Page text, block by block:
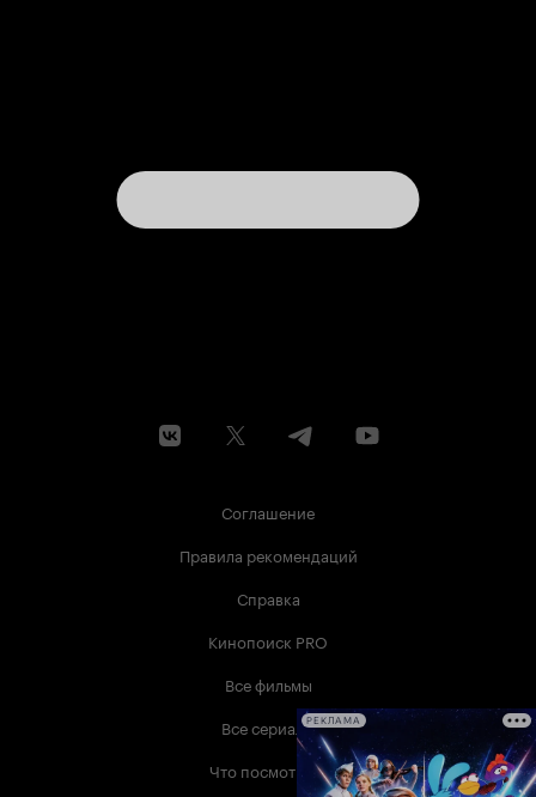
Соглашение
Правила рекомендаций
Справка
Кинопоиск PRO
Все фильмы
Все сериалы
Что посмотреть
РЕКЛАМА